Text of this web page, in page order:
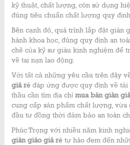
kỹ thuật, chất lượng, còn sử dụng
đúng tiêu chuẩn chất lượng quy
Bên cạnh đó, quá trình lắp đặt giàn
hành khoa học, đúng quy định an
chẽ của kỹ sư giàu kinh nghiệm để
về tai nạn lao động.
Với tất cả những yêu cầu trên đây
giá rẻ đáp ứng được quy định về
thầu cần tìm địa chỉ mua bán giàn
cung cấp sản phẩm chất lượng,
đầu tư đồng thời đảm bảo an toàn
Phúc Trọng với nhiều năm kinh
giàn giáo giá rẻ tự hào đem đến